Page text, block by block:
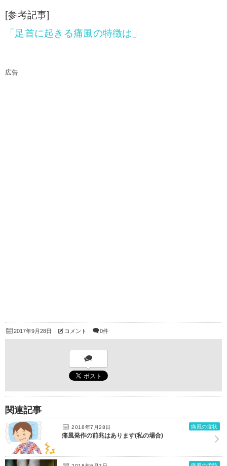
[参考記事]
「足首に起きる痛風の特徴は」
広告
2017年9月28日 コメント 0件
関連記事
2018年7月28日 痛風の症状
痛風発作の前兆はあります(私の場合)